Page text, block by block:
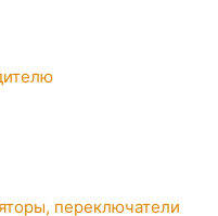
переключатели